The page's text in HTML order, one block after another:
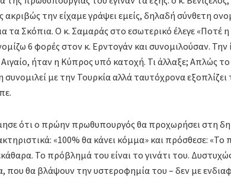
ακριβώς την είχαμε γράψει εμείς, δηλαδή σύνθετη
τα Σκόπια. Ο κ. Σαμαράς στο εσωτερικό έλεγε «Ποτέ
6 φορές στον κ. Ερντογάν και συνομιλούσαν. Την
ήταν η Κύπρος υπό κατοχή. Τι άλλαξε; Απλώς
με την Τουρκία αλλά ταυτόχρονα εξοπλίζει
ότι ο πρώην πρωθυπουργός θα προχωρήσει στη
«100% θα κάνει κόμμα» και πρόσθεσε:
Το πρόβλημά του είναι το γινάτι του.
θα βλάψουν την υστεροφημία του – δεν με